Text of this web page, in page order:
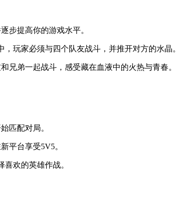
提高你的游戏水平。
玩家必须与四个队友战斗，并推开对方的水晶。
弟一起战斗，感受藏在血液中的火热与青春。
匹配对局。
平台享受5V5。
欢的英雄作战。